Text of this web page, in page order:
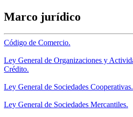
Marco jurídico
Código de Comercio.
Ley General de Organizaciones y
Crédito.
Ley General de Sociedades Cooperativas.
Ley General de Sociedades Mercantiles.